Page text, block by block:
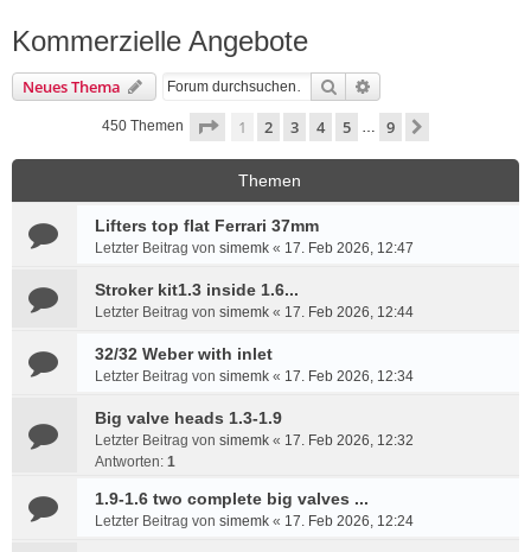
Kommerzielle Angebote
Neues Thema Suche
450 Themen Seite 1von
1 2 3 4 5 … 9
Themen
Lifters top flat Ferrari 37mm
Letzter Beitrag von simemk « 17. Feb 2026, 12:47
Stroker kit1.3 inside 1.6...
Letzter Beitrag von simemk « 17. Feb 2026, 12:44
32/32 Weber with inlet
Letzter Beitrag von simemk « 17. Feb 2026, 12:34
Big valve heads 1.3-1.9
Letzter Beitrag von simemk « 17. Feb 2026, 12:32
Antworten: 1
1.9-1.6 two complete big valves ...
Letzter Beitrag von simemk « 17. Feb 2026, 12:24